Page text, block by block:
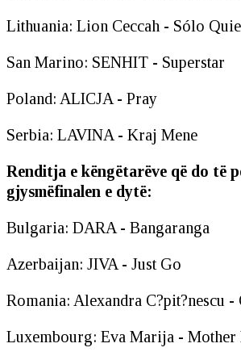
Lithuania: Lion Ceccah - Sólo
San Marino: SENHIT - Superstar
Poland: ALICJA - Pray
Serbia: LAVINA - Kraj Mene
Renditja e këngëtarëve që do të
gjysmëfinalen e dytë:
Bulgaria: DARA - Bangaranga
Azerbaijan: JIVA - Just Go
Romania: Alexandra C?pit?nescu -
Luxembourg: Eva Marija - Mother